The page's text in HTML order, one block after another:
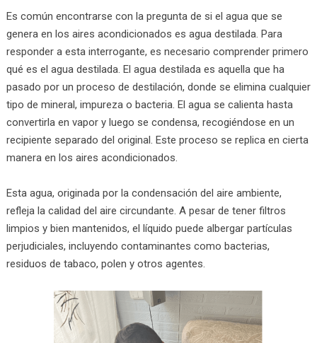
Es común encontrarse con la pregunta de si el agua que se
genera en los aires acondicionados es agua destilada. Para
responder a esta interrogante, es necesario comprender primero
qué es el agua destilada. El agua destilada es aquella que ha
pasado por un proceso de destilación, donde se elimina cualquier
tipo de mineral, impureza o bacteria. El agua se calienta hasta
convertirla en vapor y luego se condensa, recogiéndose en un
recipiente separado del original. Este proceso se replica en cierta
manera en los aires acondicionados.
Esta agua, originada por la condensación del aire ambiente,
refleja la calidad del aire circundante. A pesar de tener filtros
limpios y bien mantenidos, el líquido puede albergar partículas
perjudiciales, incluyendo contaminantes como bacterias,
residuos de tabaco, polen y otros agentes.